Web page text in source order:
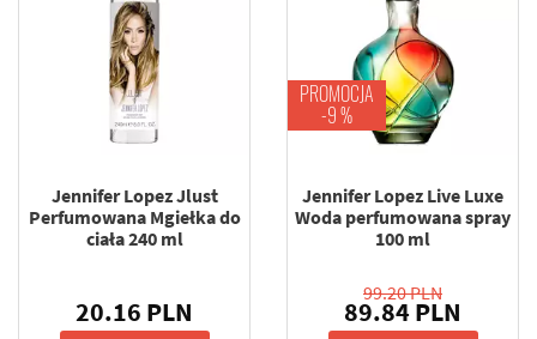
Jennifer Lopez Jlust
Perfumowana Mgiełka do
ciała 240 ml
20.16 PLN
PROMOCJA
-9 %
Jennifer Lopez Live Luxe
Woda perfumowana spray
100 ml
99.20 PLN
89.84 PLN